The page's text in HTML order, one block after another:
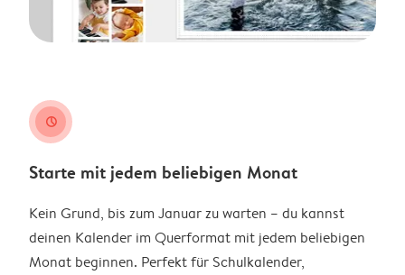
clock
Starte mit jedem beliebigen Monat
Kein Grund, bis zum Januar zu warten – du kannst
deinen Kalender im Querformat mit jedem beliebigen
Monat beginnen. Perfekt für Schulkalender,